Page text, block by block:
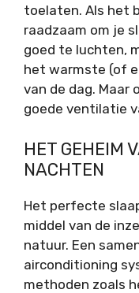
toelaten. Als het
raadzaam om je
goed te luchten,
het warmste (of
van de dag. Maar
goede ventilatie
HET GEHEIM
NACHTEN
Het perfecte
middel van de
natuur. Een
airconditioning
methoden zoals